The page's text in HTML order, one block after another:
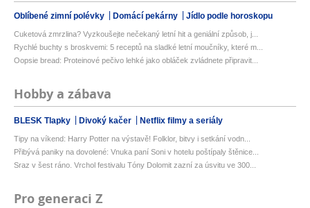
Oblíbené zimní polévky Domácí pekárny Jídlo podle horoskopu
Cuketová zmrzlina? Vyzkoušejte nečekaný letní hit a geniální způsob, j...
Rychlé buchty s broskvemi: 5 receptů na sladké letní moučníky, které m...
Oopsie bread: Proteinové pečivo lehké jako obláček zvládnete připravit...
Hobby a zábava
BLESK Tlapky Divoký kačer Netflix filmy a seriály
Tipy na víkend: Harry Potter na výstavě! Folklor, bitvy i setkání vodn...
Přibývá paniky na dovolené: Vnuka paní Soni v hotelu poštípaly štěnice...
Sraz v šest ráno. Vrchol festivalu Tóny Dolomit zazní za úsvitu ve 300...
Pro generaci Z